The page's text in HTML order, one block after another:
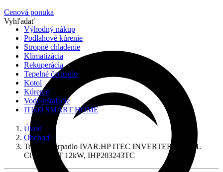
Cenová ponuka
Vyhľadať
Výhodný nákup
Podlahové kúrenie
Stropné chladenie
Klimatizácia
Rekuperácia
Tepelné čerpadlo
Kotol
Kúrenie
Vodoinštalácie
IT600 SMART HOME
Úvod
Obchod
Tepelné čerpadlo IVAR.HP ITEC INVERTER-TOTAL
COMPACT 12kW, IHP203243TC